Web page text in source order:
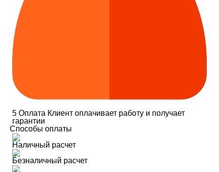
5 Оплата Клиент оплачивает работу и получает
гарантии
Способы оплаты
Наличный расчет
Безналичный расчет